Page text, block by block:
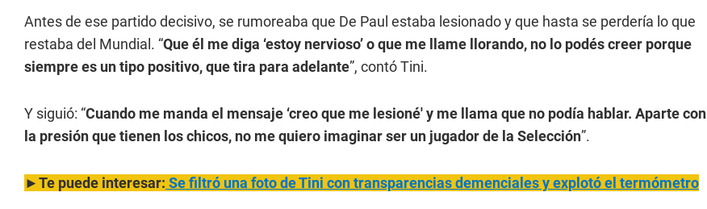
Antes de ese partido decisivo, se rumoreaba que De Paul estaba lesionado y que hasta se perdería lo que
restaba del Mundial. “Que él me diga ‘estoy nervioso’ o que me llame llorando, no lo podés creer porque
siempre es un tipo positivo, que tira para adelante”, contó Tini.
Y siguió: “Cuando me manda el mensaje ‘creo que me lesioné' y me llama que no podía hablar. Aparte con
la presión que tienen los chicos, no me quiero imaginar ser un jugador de la Selección”.
►Te puede interesar: Se filtró una foto de Tini con transparencias demenciales y explotó el termómetro